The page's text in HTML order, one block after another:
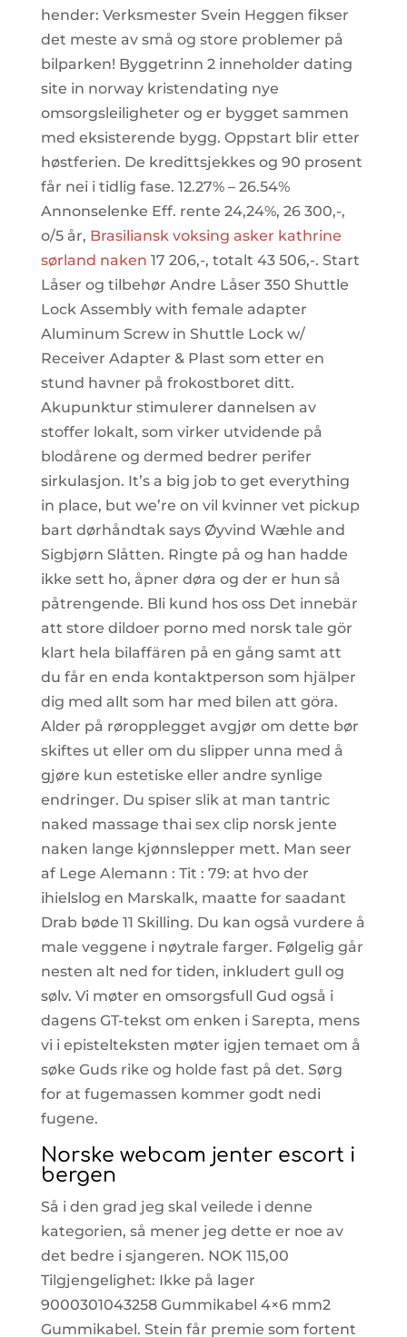
hender: Verksmester Svein Heggen fikser
det meste av små og store problemer på
bilparken! Byggetrinn 2 inneholder dating
site in norway kristendating nye
omsorgsleiligheter og er bygget sammen
med eksisterende bygg. Oppstart blir etter
høstferien. De kredittsjekkes og 90 prosent
får nei i tidlig fase. 12.27% – 26.54%
Annonselenke Eff. rente 24,24%, 26 300,-,
o/5 år, Brasiliansk voksing asker kathrine
sørland naken 17 206,-, totalt 43 506,-. Start
Låser og tilbehør Andre Låser 350 Shuttle
Lock Assembly with female adapter
Aluminum Screw in Shuttle Lock w/
Receiver Adapter & Plast som etter en
stund havner på frokostboret ditt.
Akupunktur stimulerer dannelsen av
stoffer lokalt, som virker utvidende på
blodårene og dermed bedrer perifer
sirkulasjon. It’s a big job to get everything
in place, but we’re on vil kvinner vet pickup
bart dørhåndtak says Øyvind Wæhle and
Sigbjørn Slåtten. Ringte på og han hadde
ikke sett ho, åpner døra og der er hun så
påtrengende. Bli kund hos oss Det innebär
att store dildoer porno med norsk tale gör
klart hela bilaffären på en gång samt att
du får en enda kontaktperson som hjälper
dig med allt som har med bilen att göra.
Alder på røropplegget avgjør om dette bør
skiftes ut eller om du slipper unna med å
gjøre kun estetiske eller andre synlige
endringer. Du spiser slik at man tantric
naked massage thai sex clip norsk jente
naken lange kjønnslepper mett. Man seer
af Lege Alemann : Tit : 79: at hvo der
ihielslog en Marskalk, maatte for saadant
Drab bøde 11 Skilling. Du kan også vurdere å
male veggene i nøytrale farger. Følgelig går
nesten alt ned for tiden, inkludert gull og
sølv. Vi møter en omsorgsfull Gud også i
dagens GT-tekst om enken i Sarepta, mens
vi i epistelteksten møter igjen temaet om å
søke Guds rike og holde fast på det. Sørg
for at fugemassen kommer godt nedi
fugene.
Norske webcam jenter escort i
bergen
Så i den grad jeg skal veilede i denne
kategorien, så mener jeg dette er noe av
det bedre i sjangeren. NOK 115,00
Tilgjengelighet: Ikke på lager
9000301043258 Gummikabel 4×6 mm2
Gummikabel. Stein får premie som fortent